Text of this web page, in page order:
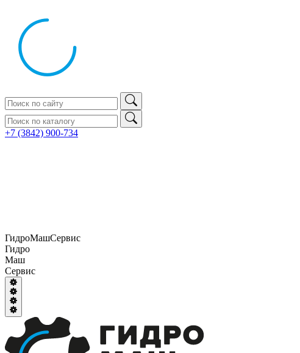
+7 (3842) 900‑734
ГидроМашСервис
Гидро
Маш
Сервис